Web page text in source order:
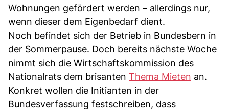
Wohnungen gefördert werden – allerdings nur,
wenn dieser dem Eigenbedarf dient.
Noch befindet sich der Betrieb in Bundesbern in
der Sommerpause. Doch bereits nächste Woche
nimmt sich die Wirtschaftskommission des
Nationalrats dem brisanten Thema Mieten an.
Konkret wollen die Initianten in der
Bundesverfassung festschreiben, dass